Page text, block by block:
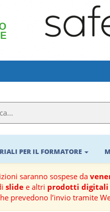
PER IL FORMATORE
saranno sospese da
slidee altri prodotti digitali
prevedono l’invio tramite